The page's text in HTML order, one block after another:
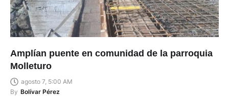
Amplían puente en comunidad de la parroquia
Molleturo
agosto 7, 5:00 AM
By Bolívar Pérez